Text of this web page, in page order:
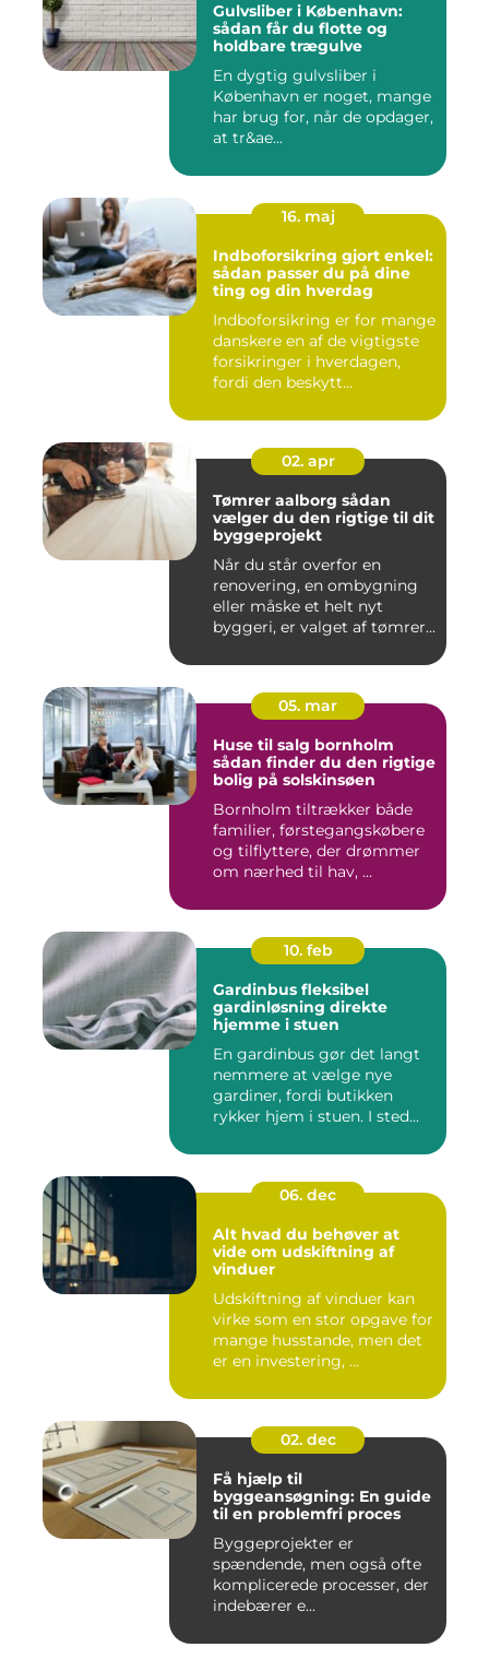
Gulvsliber i København:
sådan får du flotte og
holdbare trægulve
En dygtig gulvsliber i
København er noget, mange
har brug for, når de opdager,
at tr&ae...
16. maj
Indboforsikring gjort enkel:
sådan passer du på dine
ting og din hverdag
Indboforsikring er for mange
danskere en af de vigtigste
forsikringer i hverdagen,
fordi den beskytt...
02. apr
Tømrer aalborg sådan
vælger du den rigtige til dit
byggeprojekt
Når du står overfor en
renovering, en ombygning
eller måske et helt nyt
byggeri, er valget af tømrer...
05. mar
Huse til salg bornholm
sådan finder du den rigtige
bolig på solskinsøen
Bornholm tiltrækker både
familier, førstegangskøbere
og tilflyttere, der drømmer
om nærhed til hav, ...
10. feb
Gardinbus fleksibel
gardinløsning direkte
hjemme i stuen
En gardinbus gør det langt
nemmere at vælge nye
gardiner, fordi butikken
rykker hjem i stuen. I sted...
06. dec
Alt hvad du behøver at
vide om udskiftning af
vinduer
Udskiftning af vinduer kan
virke som en stor opgave for
mange husstande, men det
er en investering, ...
02. dec
Få hjælp til
byggeansøgning: En guide
til en problemfri proces
Byggeprojekter er
spændende, men også ofte
komplicerede processer, der
indebærer e...